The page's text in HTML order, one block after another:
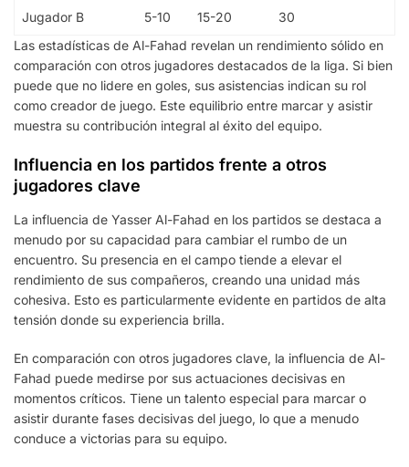
Jugador B 5-10 15-20
30
Las estadísticas de Al-Fahad revelan un rendimiento sólido en
comparación con otros jugadores destacados de la liga. Si bien
puede que no lidere en goles, sus asistencias indican su rol
como creador de juego. Este equilibrio entre marcar y asistir
muestra su contribución integral al éxito del equipo.
Influencia en los partidos frente a otros
jugadores clave
La influencia de Yasser Al-Fahad en los partidos se destaca a
menudo por su capacidad para cambiar el rumbo de un
encuentro. Su presencia en el campo tiende a elevar el
rendimiento de sus compañeros, creando una unidad más
cohesiva. Esto es particularmente evidente en partidos de alta
tensión donde su experiencia brilla.
En comparación con otros jugadores clave, la influencia de Al-
Fahad puede medirse por sus actuaciones decisivas en
momentos críticos. Tiene un talento especial para marcar o
asistir durante fases decisivas del juego, lo que a menudo
conduce a victorias para su equipo.